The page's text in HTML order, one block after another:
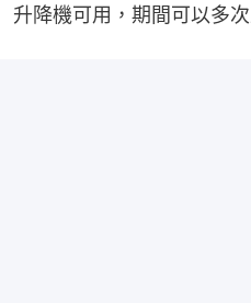
升降機可用，期間可以多次